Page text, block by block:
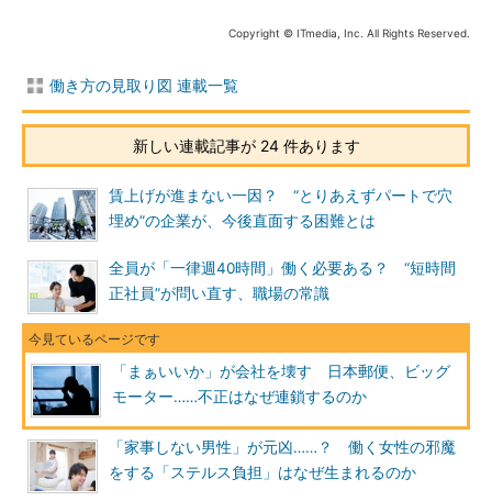
Copyright © ITmedia, Inc. All Rights Reserved.
働き方の見取り図 連載一覧
新しい連載記事が 24 件あります
賃上げが進まない一因？ “とりあえずパートで穴
埋め”の企業が、今後直面する困難とは
全員が「一律週40時間」働く必要ある？ “短時間
正社員”が問い直す、職場の常識
「まぁいいか」が会社を壊す 日本郵便、ビッグ
モーター……不正はなぜ連鎖するのか
「家事しない男性」が元凶……？ 働く女性の邪魔
をする「ステルス負担」はなぜ生まれるのか